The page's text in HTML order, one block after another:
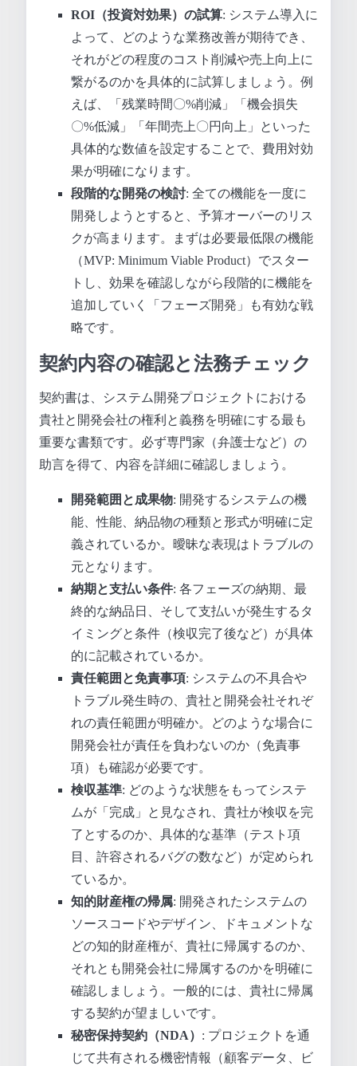
ROI（投資対効果）の試算: システム導入に
よって、どのような業務改善が期待でき、
それがどの程度のコスト削減や売上向上に
繋がるのかを具体的に試算しましょう。例
えば、「残業時間〇%削減」「機会損失
〇%低減」「年間売上〇円向上」といった
具体的な数値を設定することで、費用対効
果が明確になります。
段階的な開発の検討: 全ての機能を一度に
開発しようとすると、予算オーバーのリス
クが高まります。まずは必要最低限の機能
（MVP: Minimum Viable Product）でスター
トし、効果を確認しながら段階的に機能を
追加していく「フェーズ開発」も有効な戦
略です。
契約内容の確認と法務チェック
契約書は、システム開発プロジェクトにおける
貴社と開発会社の権利と義務を明確にする最も
重要な書類です。必ず専門家（弁護士など）の
助言を得て、内容を詳細に確認しましょう。
開発範囲と成果物: 開発するシステムの機
能、性能、納品物の種類と形式が明確に定
義されているか。曖昧な表現はトラブルの
元となります。
納期と支払い条件: 各フェーズの納期、最
終的な納品日、そして支払いが発生するタ
イミングと条件（検収完了後など）が具体
的に記載されているか。
責任範囲と免責事項: システムの不具合や
トラブル発生時の、貴社と開発会社それぞ
れの責任範囲が明確か。どのような場合に
開発会社が責任を負わないのか（免責事
項）も確認が必要です。
検収基準: どのような状態をもってシステ
ムが「完成」と見なされ、貴社が検収を完
了とするのか、具体的な基準（テスト項
目、許容されるバグの数など）が定められ
ているか。
知的財産権の帰属: 開発されたシステムの
ソースコードやデザイン、ドキュメントな
どの知的財産権が、貴社に帰属するのか、
それとも開発会社に帰属するのかを明確に
確認しましょう。一般的には、貴社に帰属
する契約が望ましいです。
秘密保持契約（NDA） : プロジェクトを通
じて共有される機密情報（顧客データ、ビ